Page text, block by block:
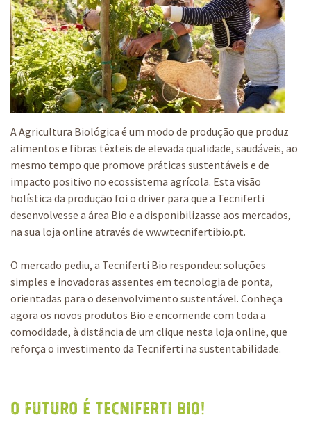
A Agricultura Biológica é um modo de produção que produz
alimentos e fibras têxteis de elevada qualidade, saudáveis, ao
mesmo tempo que promove práticas sustentáveis e de
impacto positivo no ecossistema agrícola. Esta visão
holística da produção foi o driver para que a Tecniferti
desenvolvesse a área Bio e a disponibilizasse aos mercados,
na sua loja online através de www.tecnifertibio.pt.
O mercado pediu, a Tecniferti Bio respondeu: soluções
simples e inovadoras assentes em tecnologia de ponta,
orientadas para o desenvolvimento sustentável. Conheça
agora os novos produtos Bio e encomende com toda a
comodidade, à distância de um clique nesta loja online, que
reforça o investimento da Tecniferti na sustentabilidade.
O FUTURO É TECNIFERTI BIO!